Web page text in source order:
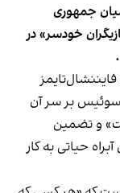
جمهوری
خودسر» در
بر سر آن
و تضمین
آبراه حیاتی به کار